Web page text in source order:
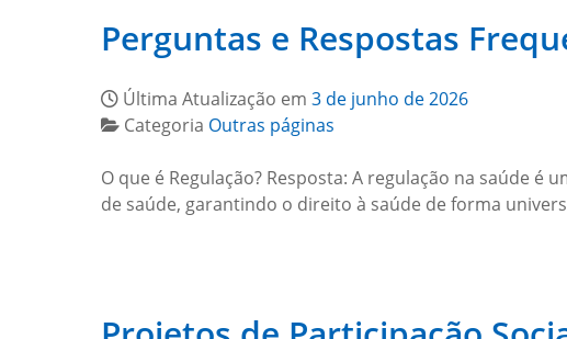
Perguntas e Respostas
Última Atualização em 3 de junho de 2026
Categoria Outras páginas
O que é Regulação? Resposta: A regulação na saúde
de saúde, garantindo o direito à saúde de forma